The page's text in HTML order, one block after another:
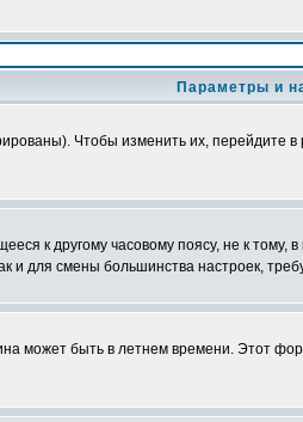
Параметры и
Чтобы изменить их, перейдите в
к другому часовому поясу, не к
и для смены большинства настроек,
может быть в летнем времени. Этот